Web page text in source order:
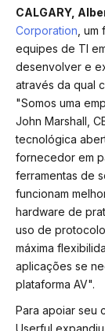
CALGARY,
Corporation ,
equipes de TI
desenvolver e
através da qual
"Somos uma
John Marshall,
tecnológica
fornecedor em
ferramentas de
funcionam
hardware de
uso de
máxima
aplicações se
plataforma AV".
Para apoiar seu